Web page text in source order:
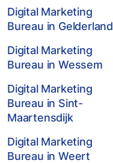
Digital Marketing
Bureau in Gelderland
Digital Marketing
Bureau in Wessem
Digital Marketing
Bureau in Sint-
Maartensdijk
Digital Marketing
Bureau in Weert